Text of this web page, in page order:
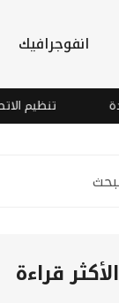
انفوجرافيك
تنظيم
الأكثر قراءة